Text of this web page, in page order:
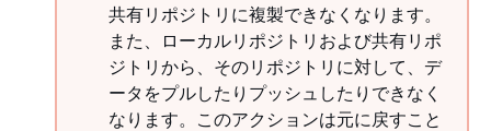
共有リポジトリに複製できなくなります。
また、ローカルリポジトリおよび共有リポ
ジトリから、そのリポジトリに対して、デ
ータをプルしたりプッシュしたりできなく
なります。このアクションは元に戻すこと